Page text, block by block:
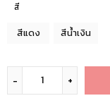
สี
สีแดง สีน้ำเงิน